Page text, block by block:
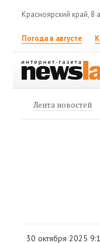
Красноярский край, 8
Погода в августе
Лента новостей
30 октября 2025